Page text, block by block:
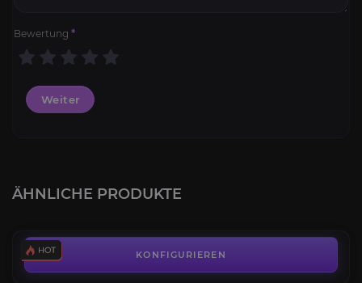
Bewertung *
Weiter
ÄHNLICHE PRODUKTE
KONFIGURIEREN
Schwierigkeitsgrade freischalten